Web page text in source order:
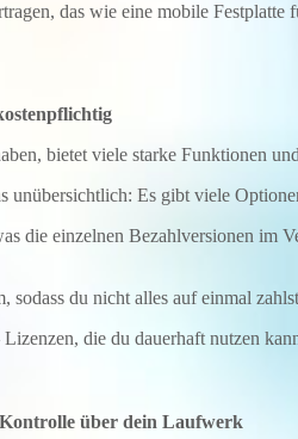
das wie eine mobile
bietet viele starke Funktionen
Es gibt viele
die einzelnen Bezahlversionen im
du nicht alles auf einmal
die du dauerhaft nutzen
Kontrolle über dein Laufwerk